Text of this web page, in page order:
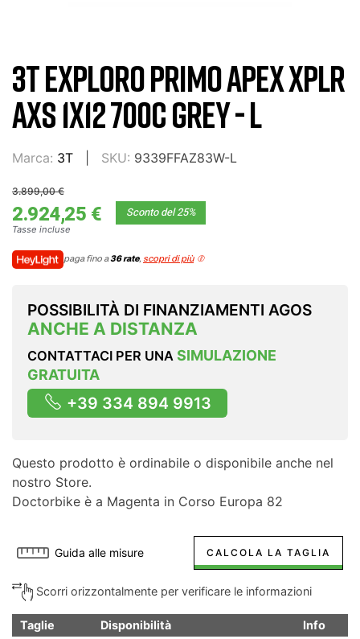
3T EXPLORO PRIMO APEX XPLR
AXS 1X12 700C GREY - L
Marca: 3T SKU: 9339FFAZ83W-L
3.899,00 €
2.924,25 € Sconto del 25%
Tasse incluse
paga fino a36 rate, scopri di più
POSSIBILITÀ DI FINANZIAMENTI AGOS
ANCHE A DISTANZA
CONTATTACI PER UNASIMULAZIONE
GRATUITA
+39 334 894 9913
Questo prodotto è ordinabile o disponibile anche nel
nostro Store.
Doctorbike è a Magenta in Corso Europa 82
Guida alle misure CALCOLA LA TAGLIA
Scorri orizzontalmente per verificare le informazioni
Taglie Disponibilità Info